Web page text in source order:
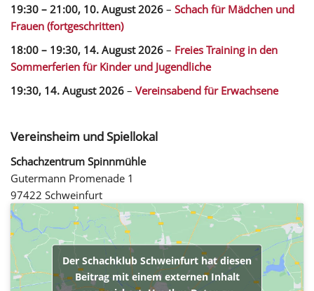
19:30 – 21:00, 10. August 2026 – Schach für Mädchen und
Frauen (fortgeschritten)
18:00 – 19:30, 14. August 2026 – Freies Training in den
Sommerferien für Kinder und Jugendliche
19:30, 14. August 2026 – Vereinsabend für Erwachsene
Vereinsheim und Spiellokal
Schachzentrum Spinnmühle
Gutermann Promenade 1
97422 Schweinfurt
Der Schachklub Schweinfurt hat diesen
Beitrag mit einem externen Inhalt